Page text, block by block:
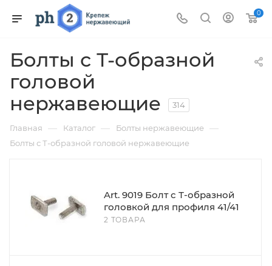
0
Болты с Т-образной
головой
нержавеющие
314
Главная — Каталог — Болты нержавеющие —
Болты с Т-образной головой нержавеющие
Art. 9019 Болт с Т-образной
головкой для профиля 41/41
2 ТОВАРА